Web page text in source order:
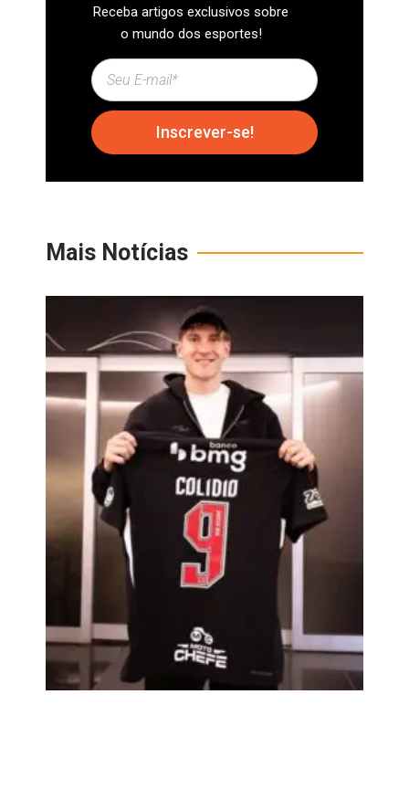
Receba artigos exclusivos sobre
o mundo dos esportes!
Inscrever-se!
Mais Notícias